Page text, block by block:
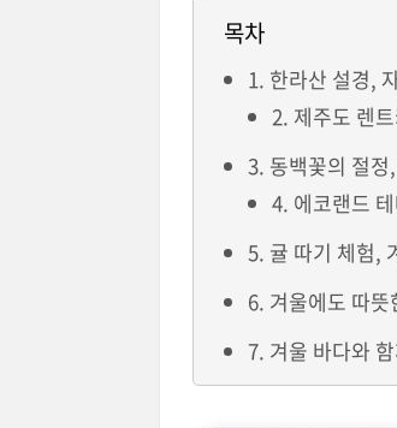
목차
1. 한라산 설경,
2. 제주도 렌
3. 동백꽃의 절정
4. 에코랜드
5. 귤 따기 체험,
6. 겨울에도 따
7. 겨울 바다와